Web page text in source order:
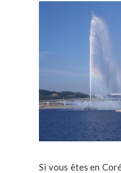
Si vous êtes en